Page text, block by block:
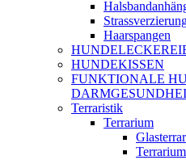
Haarspangen
HUNDEKISSEN
FUNKTIONALE
Terraristik
Terrarium